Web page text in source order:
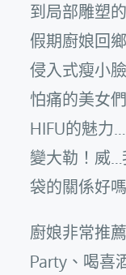
到局部雕塑
假期廚娘回
侵入式瘦小
怕痛的美女
HIFU的魅力
變大勒！威
袋的關係好
廚娘非常推
Party、喝喜